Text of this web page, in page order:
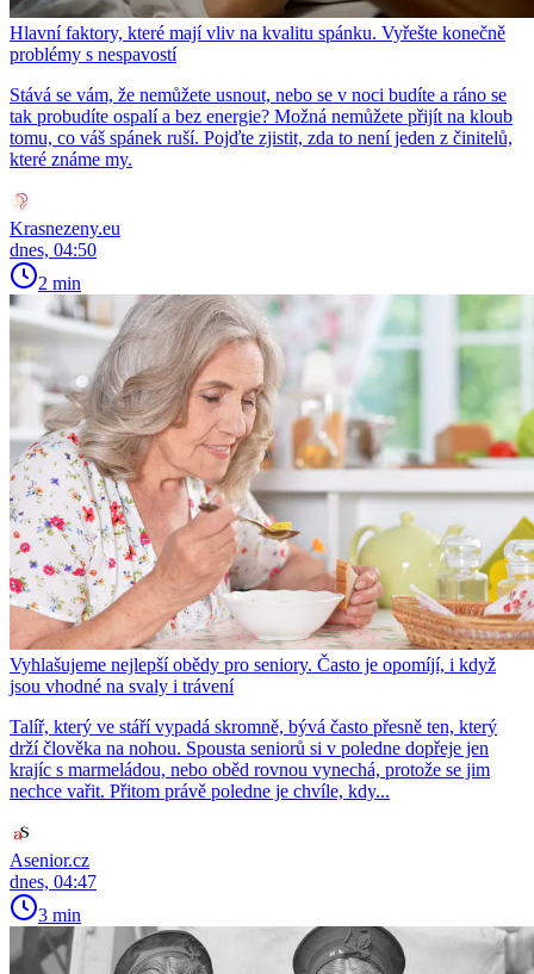
Hlavní faktory, které mají vliv na kvalitu spánku. Vyřešte konečně
problémy s nespavostí
Stává se vám, že nemůžete usnout, nebo se v noci budíte a ráno se
tak probudíte ospalí a bez energie? Možná nemůžete přijít na kloub
tomu, co váš spánek ruší. Pojďte zjistit, zda to není jeden z činitelů,
které známe my.
Krasnezeny.eu
dnes, 04:50
2 min
Vyhlašujeme nejlepší obědy pro seniory. Často je opomíjí, i když
jsou vhodné na svaly i trávení
Talíř, který ve stáří vypadá skromně, bývá často přesně ten, který
drží člověka na nohou. Spousta seniorů si v poledne dopřeje jen
krajíc s marmeládou, nebo oběd rovnou vynechá, protože se jim
nechce vařit. Přitom právě poledne je chvíle, kdy...
Asenior.cz
dnes, 04:47
3 min